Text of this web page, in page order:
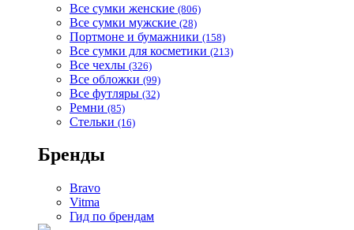
Все сумки женские (806)
Все сумки мужские (28)
Портмоне и бумажники (158)
Все сумки для косметики (213)
Все чехлы (326)
Все обложки (99)
Все футляры (32)
Ремни (85)
Стельки (16)
Бренды
Bravo
Vitma
Гид по брендам